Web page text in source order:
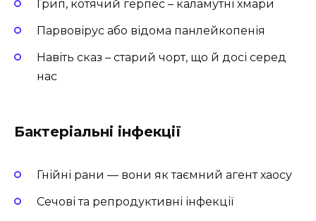
Грип, котячий герпес – каламутні хмари
Парвовірус або відома панлейкопенія
Навіть сказ – старий чорт, що й досі серед
нас
Бактеріальні інфекції
Гнійні рани — вони як таємний агент хаосу
Сечові та репродуктивні інфекції